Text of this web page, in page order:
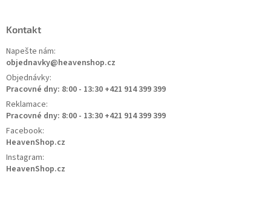
Kontakt
Napešte nám:
objednavky@heavenshop.cz
Objednávky:
Pracovné dny: 8:00 - 13:30 +421 914 399 399
Reklamace:
Pracovné dny: 8:00 - 13:30 +421 914 399 399
Facebook:
HeavenShop.cz
Instagram:
HeavenShop.cz